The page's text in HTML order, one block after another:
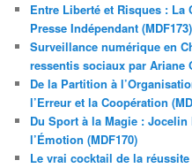
Entre Liberté et Risques : La
Presse Indépendant (MDF173)
Surveillance numérique en
ressentis sociaux par Ariane
De la Partition à
l’Erreur et la Coopération
Du Sport à la Magie : Jocelin
l’Émotion (MDF170)
Le vrai cocktail de la réussite